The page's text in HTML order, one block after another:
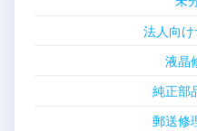
法人向
液晶
純正部
郵送修